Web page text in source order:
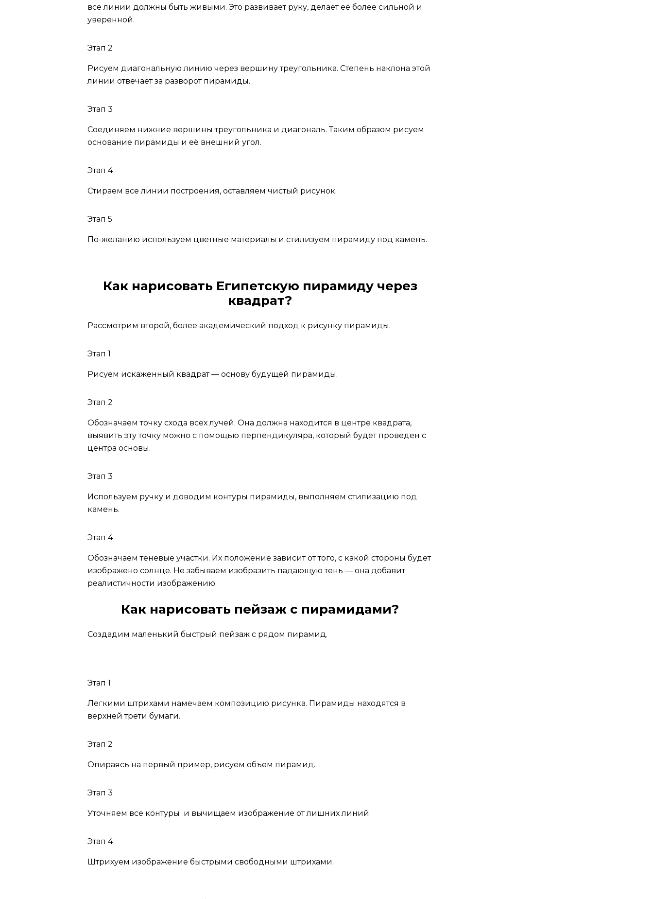
все линии должны быть живыми. Это развивает руку, делает её более сильной и
уверенной.
Этап 2
Рисуем диагональную линию через вершину треугольника. Степень наклона этой
линии отвечает за разворот пирамиды.
Этап 3
Соединяем нижние вершины треугольника и диагональ. Таким образом рисуем
основание пирамиды и её внешний угол.
Этап 4
Стираем все линии построения, оставляем чистый рисунок.
Этап 5
По-желанию используем цветные материалы и стилизуем пирамиду под камень.
Как нарисовать Египетскую пирамиду через
квадрат?
Рассмотрим второй, более академический подход к рисунку пирамиды.
Этап 1
Рисуем искаженный квадрат — основу будущей пирамиды.
Этап 2
Обозначаем точку схода всех лучей. Она должна находится в центре квадрата,
выявить эту точку можно с помощью перпендикуляра, который будет проведен с
центра основы.
Этап 3
Используем ручку и доводим контуры пирамиды, выполняем стилизацию под
камень.
Этап 4
Обозначаем теневые участки. Их положение зависит от того, с какой стороны будет
изображено солнце. Не забываем изобразить падающую тень — она добавит
реалистичности изображению.
Как нарисовать пейзаж с пирамидами?
Создадим маленький быстрый пейзаж с рядом пирамид.
Этап 1
Легкими штрихами намечаем композицию рисунка. Пирамиды находятся в
верхней трети бумаги.
Этап 2
Опираясь на первый пример, рисуем объем пирамид.
Этап 3
Уточняем все контуры и вычищаем изображение от лишних линий.
Этап 4
Штрихуем изображение быстрыми свободными штрихами.